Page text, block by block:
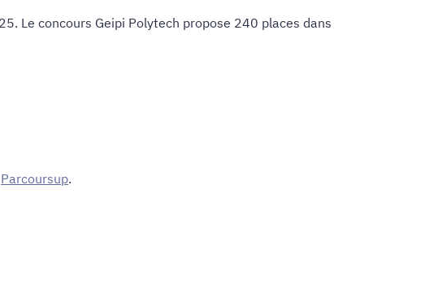
Le concours Geipi Polytech propose 240 places dans
Parcoursup.